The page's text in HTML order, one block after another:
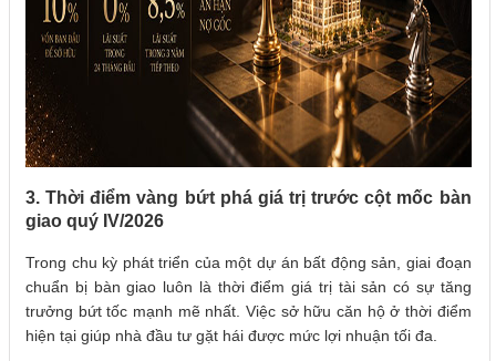
3. Thời điểm vàng bứt phá giá trị trước cột mốc bàn
giao quý IV/2026
Trong chu kỳ phát triển của một dự án bất động sản, giai đoạn
chuẩn bị bàn giao luôn là thời điểm giá trị tài sản có sự tăng
trưởng bứt tốc mạnh mẽ nhất. Việc sở hữu căn hộ ở thời điểm
hiện tại giúp nhà đầu tư gặt hái được mức lợi nhuận tối đa.